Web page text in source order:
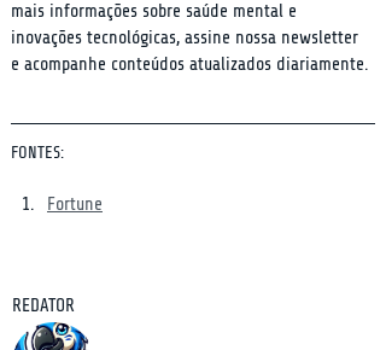
mais informações sobre saúde mental e
inovações tecnológicas, assine nossa newsletter
e acompanhe conteúdos atualizados diariamente.
FONTES:
Fortune
REDATOR